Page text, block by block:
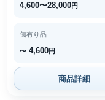
4,600〜28,000円
傷有り品
〜 4,600円
商品詳細